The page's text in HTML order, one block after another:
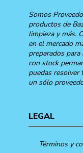
Somos
productos de
limpieza y más.
en el mercado
preparados para
con stock
puedas resolver
un sólo
LEGAL
Términos y